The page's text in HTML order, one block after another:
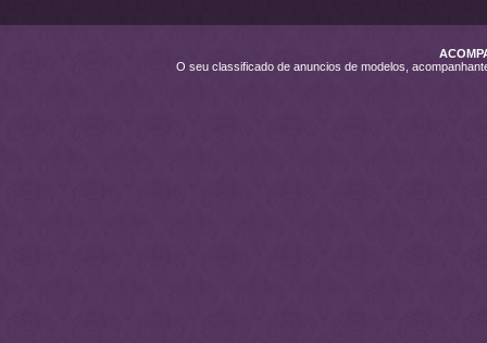
O seu classificado de anuncios de modelos,